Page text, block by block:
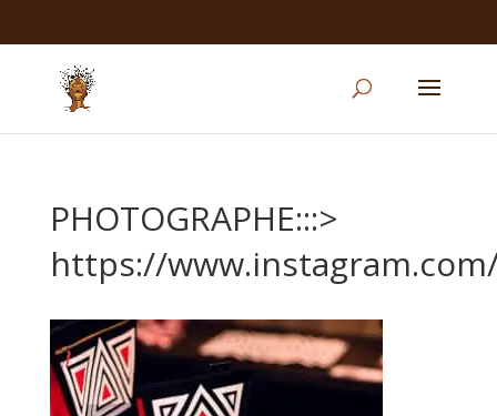
PHOTOGRAPHE:::>
https://